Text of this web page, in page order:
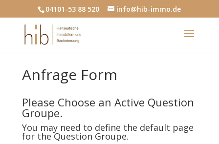
04101-53 88 520 info@hib-immo.de
Anfrage Form
Please Choose an Active Question
Groupe.
You may need to define the default page
for the Question Groupe.